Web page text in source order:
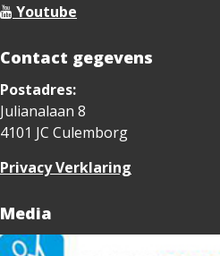
Youtube
Contact gegevens
Postadres:
Julianalaan 8
4101 JC Culemborg
Privacy Verklaring
Media